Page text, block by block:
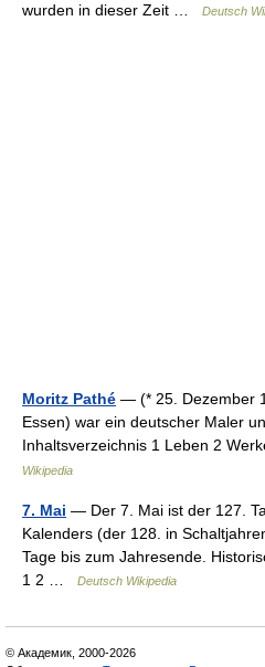
wurden in dieser Zeit …
Deutsch
Moritz Pathé — (* 25. Dezember
Essen) war ein deutscher Maler
Inhaltsverzeichnis 1 Leben 2
Wikipedia
7. Mai — Der 7. Mai ist der 127.
Kalenders (der 128. in
Tage bis zum Jahresende.
1 2 …
Deutsch Wikipedia
© Академик, 2000-2026